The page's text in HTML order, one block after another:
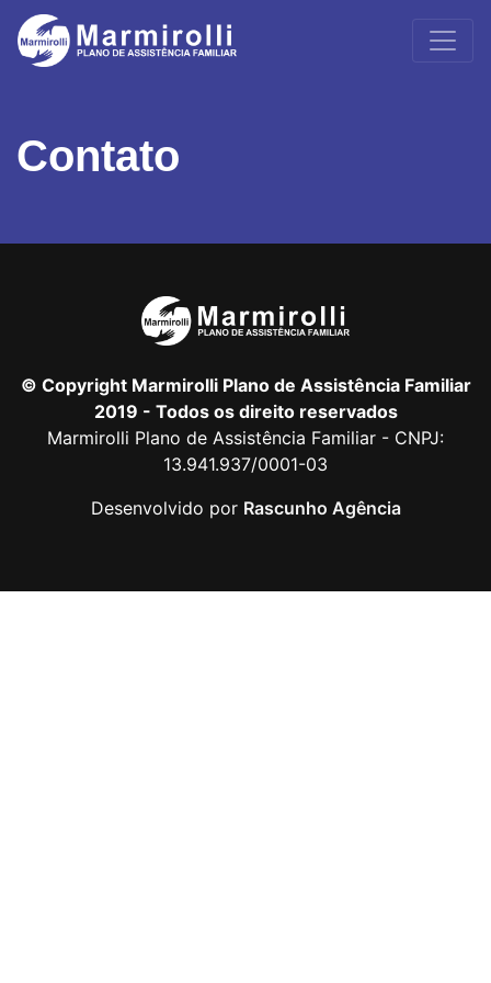
Contato
© Copyright Marmirolli Plano de Assistência Familiar
2019 - Todos os direito reservados
Marmirolli Plano de Assistência Familiar - CNPJ:
13.941.937/0001-03
Desenvolvido por Rascunho Agência